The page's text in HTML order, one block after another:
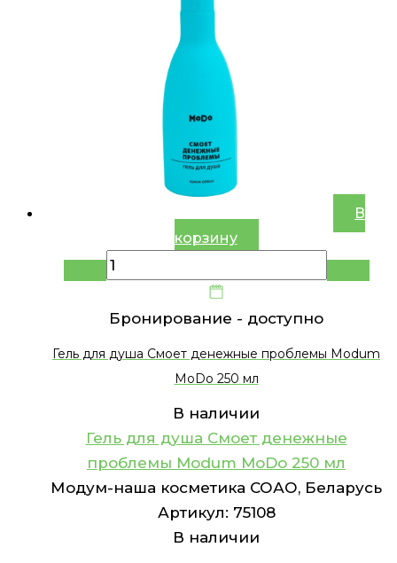
В
корзину
Бронирование - доступно
Гель для душа Смоет денежные проблемы Modum
MoDo 250 мл
В наличии
Гель для душа Смоет денежные
проблемы Modum MoDo 250 мл
Модум-наша косметика СОАО, Беларусь
Артикул: 75108
В наличии